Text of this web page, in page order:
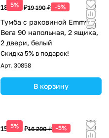
5%
18 231 ₽19 190 ₽ -5%
Тумба с раковиной Emmy
Вега 90 напольная, 2 ящика,
2 двери, белый
Скидка 5% в подарок!
Арт. 30858
В корзину
5%
15 476 ₽16 290 ₽ -5%